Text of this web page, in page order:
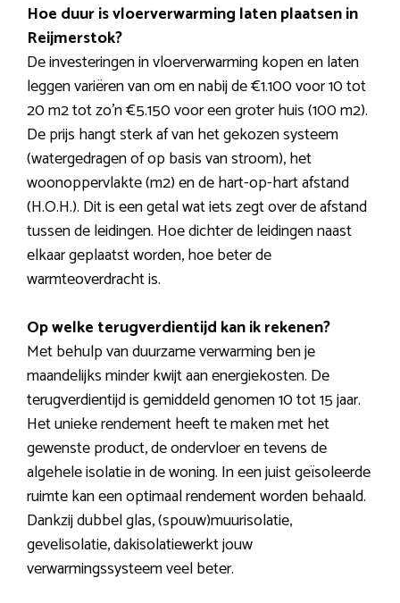
Hoe duur is vloerverwarming laten plaatsen in
Reijmerstok?
De investeringen in vloerverwarming kopen en laten
leggen variëren van om en nabij de €1.100 voor 10 tot
20 m2 tot zo’n €5.150 voor een groter huis (100 m2).
De prijs hangt sterk af van het gekozen systeem
(watergedragen of op basis van stroom), het
woonoppervlakte (m2) en de hart-op-hart afstand
(H.O.H.). Dit is een getal wat iets zegt over de afstand
tussen de leidingen. Hoe dichter de leidingen naast
elkaar geplaatst worden, hoe beter de
warmteoverdracht is.
Op welke terugverdientijd kan ik rekenen?
Met behulp van duurzame verwarming ben je
maandelijks minder kwijt aan energiekosten. De
terugverdientijd is gemiddeld genomen 10 tot 15 jaar.
Het unieke rendement heeft te maken met het
gewenste product, de ondervloer en tevens de
algehele isolatie in de woning. In een juist geïsoleerde
ruimte kan een optimaal rendement worden behaald.
Dankzij dubbel glas, (spouw)muurisolatie,
gevelisolatie, dakisolatiewerkt jouw
verwarmingssysteem veel beter.